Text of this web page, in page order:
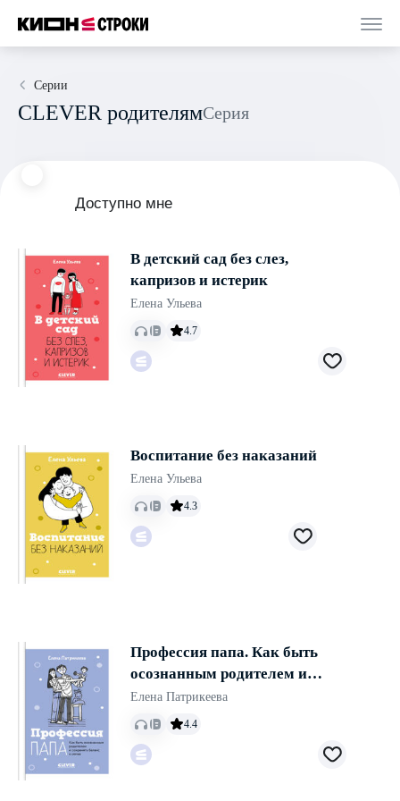
Серии
CLEVER родителям Серия
Доступно мне
В детский сад без слез,
капризов и истерик
Елена Ульева
4.7
Воспитание без наказаний
Елена Ульева
4.3
Профессия папа. Как быть
осознанным родителем и
сохранять баланс в семье
Елена Патрикеева
4.4